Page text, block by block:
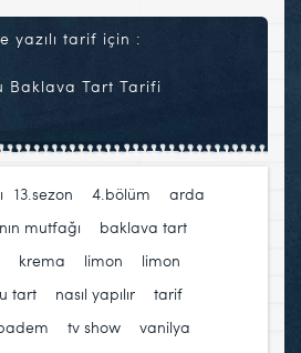
yazılı tarif için :
Baklava Tart Tarifi
13.sezon 4.bölüm
arda
mutfağı baklava tart
krema limon
limon
tart nasıl yapılır tarif
tv show vanilya